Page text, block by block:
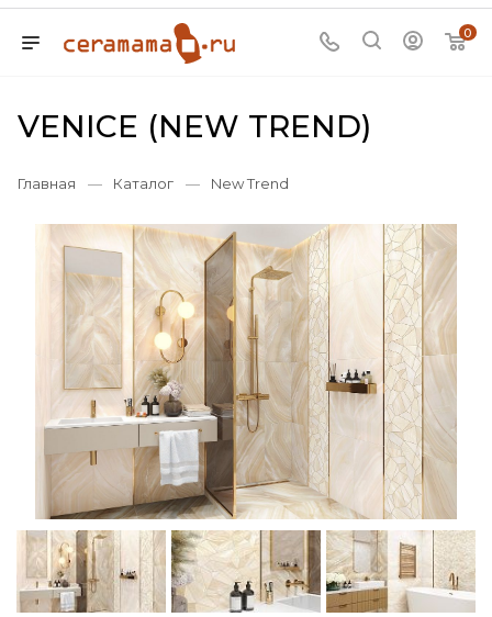
0
VENICE (NEW TREND)
Главная — Каталог — New Trend